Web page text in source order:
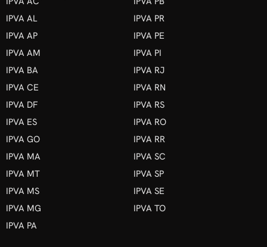
IPVA AL
IPVA AP
IPVA AM
IPVA BA
IPVA CE
IPVA DF
IPVA ES
IPVA GO
IPVA MA
IPVA MT
IPVA MS
IPVA MG
IPVA PA
IPVA PR
IPVA PE
IPVA PI
IPVA RJ
IPVA RN
IPVA RS
IPVA RO
IPVA RR
IPVA SC
IPVA SP
IPVA SE
IPVA TO